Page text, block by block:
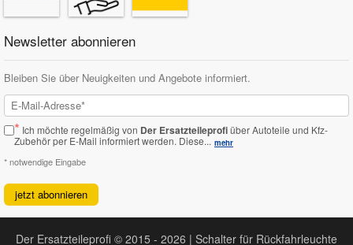
Newsletter abonnieren
Bleiben Sie über Neuigkeiten und Angebote informiert.
* Ich möchte regelmäßig von Der Ersatzteileprofiüber Autoteile und Kfz-
Zubehör per E-Mail informiert werden. Diese... mehr
* notwendige Eingabe
jetzt abonnieren
Der Ersatzteileprofi © 2015 - 2026 | Schalter für Rückfahrleuchte